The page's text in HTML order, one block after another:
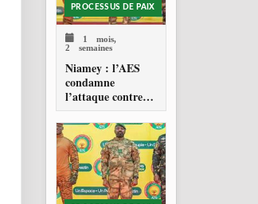
PROCESSUS DE PAIX
1 mois,
2 semaines
Niamey : l’AES
condamne
l’attaque contre
l’aéroport Diori
Hamani